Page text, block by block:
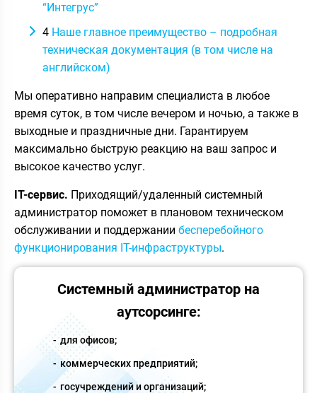
“Интегрус”
4 Наше главное преимущество – подробная
техническая документация (в том числе на
английском)
Мы оперативно направим специалиста в любое
время суток, в том числе вечером и ночью, а также в
выходные и праздничные дни. Гарантируем
максимально быструю реакцию на ваш запрос и
высокое качество услуг.
IT-сервис. Приходящий/удаленный системный
администратор поможет в плановом техническом
обслуживании и поддержании бесперебойного
функционирования IT-инфраструктуры.
Системный администратор на
аутсорсинге:
для офисов;
коммерческих предприятий;
госучреждений и организаций;